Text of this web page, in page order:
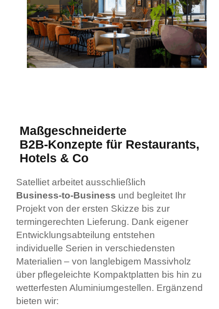
Maßgeschneiderte
B2B‑Konzepte für Restaurants,
Hotels & Co
Satelliet arbeitet ausschließlich
Business‑to‑Business und begleitet Ihr
Projekt von der ersten Skizze bis zur
termingerechten Lieferung. Dank eigener
Entwicklungsabteilung entstehen
individuelle Serien in verschiedensten
Materialien – von langlebigem Massivholz
über pflegeleichte Kompaktplatten bis hin zu
wetterfesten Aluminiumgestellen. Ergänzend
bieten wir: